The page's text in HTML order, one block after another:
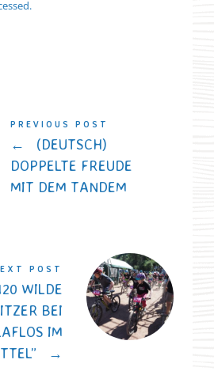
PREVIOUS POST
←
(DEUTSCH)
DOPPELTE FREUDE
MIT DEM TANDEM
POST
WILDE
BEI
IM
→